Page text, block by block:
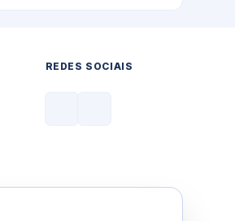
REDES SOCIAIS